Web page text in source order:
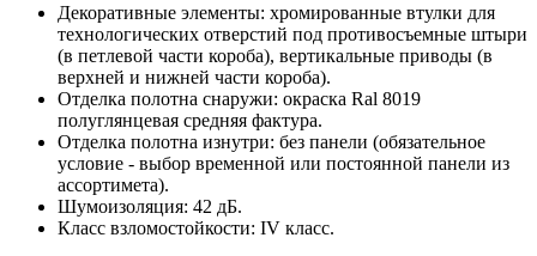
Декоративные элементы: хромированные втулки для
технологических отверстий под противосъемные штыри
(в петлевой части короба), вертикальные приводы (в
верхней и нижней части короба).
Отделка полотна снаружи: окраска Ral 8019
полуглянцевая средняя фактура.
Отделка полотна изнутри: без панели (обязательное
условие - выбор временной или постоянной панели из
ассортимета).
Шумоизоляция: 42 дБ.
Класс взломостойкости: IV класс.